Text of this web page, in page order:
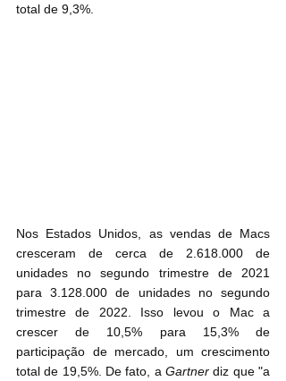
total de 9,3%.
Nos Estados Unidos, as vendas de Macs
cresceram de cerca de 2.618.000 de
unidades no segundo trimestre de 2021
para 3.128.000 de unidades no segundo
trimestre de 2022. Isso levou o Mac a
crescer de 10,5% para 15,3% de
participação de mercado, um crescimento
total de 19,5%. De fato, a Gartner diz que "a